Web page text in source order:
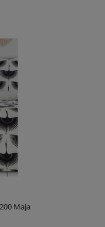
Maja